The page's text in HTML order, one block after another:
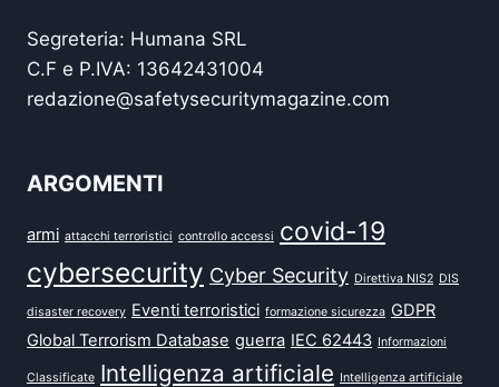
Segreteria: Humana SRL
C.F e P.IVA: 13642431004
redazione@safetysecuritymagazine.com
ARGOMENTI
armi attacchi terroristici controllo accessi covid-19
cybersecurity Cyber Security Direttiva NIS2 DIS
disaster recovery Eventi terroristici formazione sicurezza GDPR
Global Terrorism Database guerra IEC 62443 Informazioni
Classificate Intelligenza artificiale Intelligenza artificiale